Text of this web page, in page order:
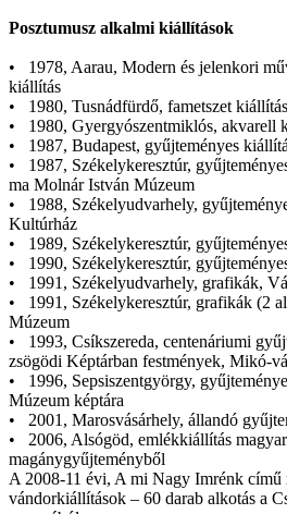
Posztumusz alkalmi kiállítások
• 1978, Aarau, Modern és jelenkori
kiállítás
• 1980, Tusnádfürdő, fametszet
• 1980, Gyergyószentmiklós, akvarell
• 1987, Budapest, gyűjteményes
• 1987, Székelykeresztúr,
ma Molnár István Múzeum
• 1988, Székelyudvarhely,
Kultúrház
• 1989, Székelykeresztúr,
• 1990, Székelykeresztúr,
• 1991, Székelyudvarhely, grafikák,
• 1991, Székelykeresztúr, grafikák (2
Múzeum
• 1993, Csíkszereda, centenáriumi
zsögödi Képtárban festmények, Mikó-
• 1996, Sepsiszentgyörgy,
Múzeum képtára
• 2001, Marosvásárhely, állandó
• 2006, Alsógöd, emlékkiállítás
magánygyűjteményből
A 2008-11 évi, A mi Nagy Imrénk című
vándorkiállítások – 60 darab alkotás a